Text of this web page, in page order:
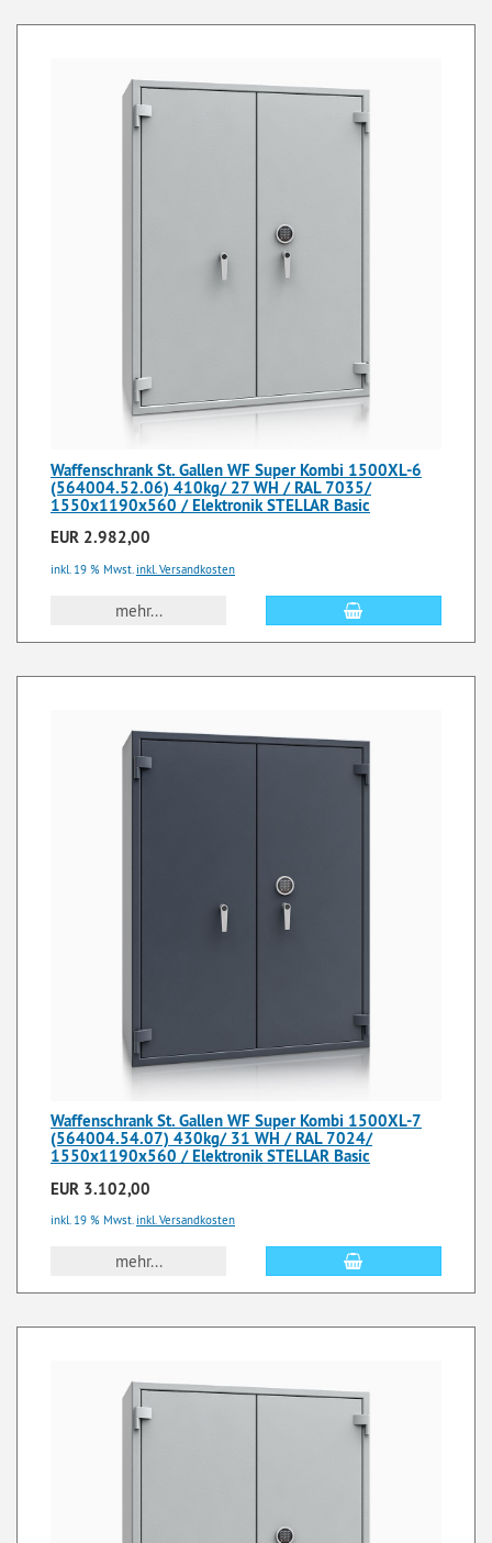
Waffenschrank St. Gallen WF Super Kombi 1500XL-6
(564004.52.06) 410kg/ 27 WH / RAL 7035/
1550x1190x560 / Elektronik STELLAR Basic
EUR 2.982,00
inkl. 19 % Mwst. inkl. Versandkosten
mehr...
Waffenschrank St. Gallen WF Super Kombi 1500XL-7
(564004.54.07) 430kg/ 31 WH / RAL 7024/
1550x1190x560 / Elektronik STELLAR Basic
EUR 3.102,00
inkl. 19 % Mwst. inkl. Versandkosten
mehr...